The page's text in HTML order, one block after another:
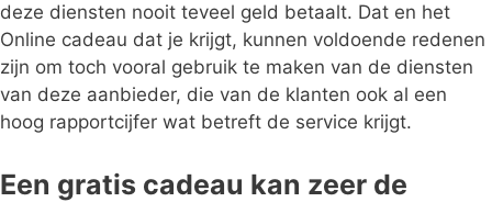
deze diensten nooit teveel geld betaalt. Dat en het
Online cadeau dat je krijgt, kunnen voldoende redenen
zijn om toch vooral gebruik te maken van de diensten
van deze aanbieder, die van de klanten ook al een
hoog rapportcijfer wat betreft de service krijgt.
Een gratis cadeau kan zeer de